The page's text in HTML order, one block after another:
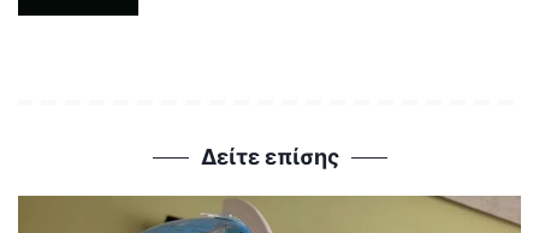
Δείτε επίσης